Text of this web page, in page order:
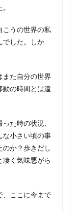
こうの世界の私
でした。しか
また自分の世界
動の時間とは違
た時の状況、
な小さい頃の事
か？歩きだし
凄く気味悪がら
、ここに今まで